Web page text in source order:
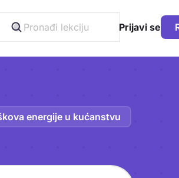
Prijavi se
energije u kućanstvu